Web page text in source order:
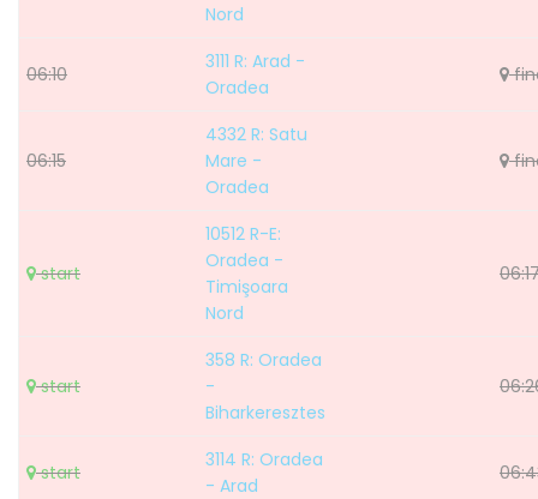
Nord
06:10
3111 R: Arad -
Oradea
06:15
4332 R: Satu
Mare -
Oradea
start
10512 R-E:
Oradea -
Timişoara
Nord
start
358 R: Oradea
-
Biharkeresztes
start
3114 R: Oradea
- Arad